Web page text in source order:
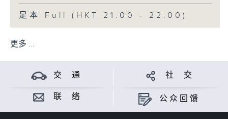
足本 Full (HKT 21:00 - 22:00)
更多 ...
交 通 社 交
联 络 公众回馈